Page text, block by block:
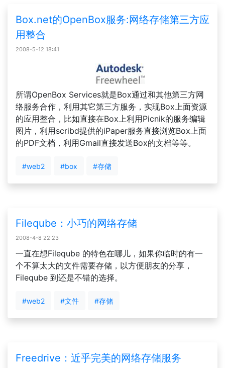
Box.net的OpenBox服务:网络存储第三方应
用整合
2008-5-12 18:41
所谓OpenBox Services就是Box通过和其他第三方网
络服务合作，利用其它第三方服务，实现Box上面资源
的应用整合，比如直接在Box上利用Picnik的服务编辑
图片，利用scribd提供的iPaper服务直接浏览Box上面
的PDF文档，利用Gmail直接发送Box的文档等等。
#web2 #box #存储
Fileqube：小巧的网络存储
2008-4-8 22:23
一直在想Fileqube 的特色在哪儿，如果你临时的有一
个不算太大的文件需要存储，以方便朋友的分享，
Fileqube 到还是不错的选择。
#web2 #文件 #存储
Freedrive：近乎完美的网络存储服务